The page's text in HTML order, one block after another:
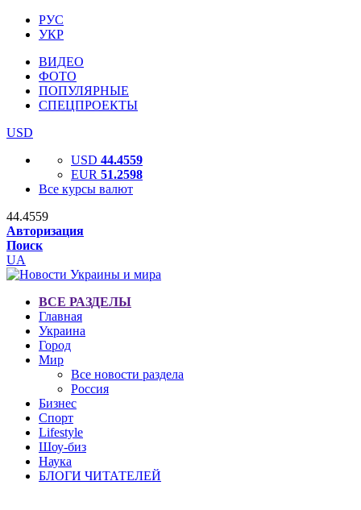
РУС
УКР
ВИДЕО
ФОТО
ПОПУЛЯРНЫЕ
СПЕЦПРОЕКТЫ
USD
USD 44.4559
EUR 51.2598
Все курсы валют
44.4559
Авторизация
Поиск
UA
ВСЕ РАЗДЕЛЫ
Главная
Украина
Город
Мир
Все новости раздела
Россия
Бизнес
Спорт
Lifestyle
Шоу-биз
Наука
БЛОГИ ЧИТАТЕЛЕЙ